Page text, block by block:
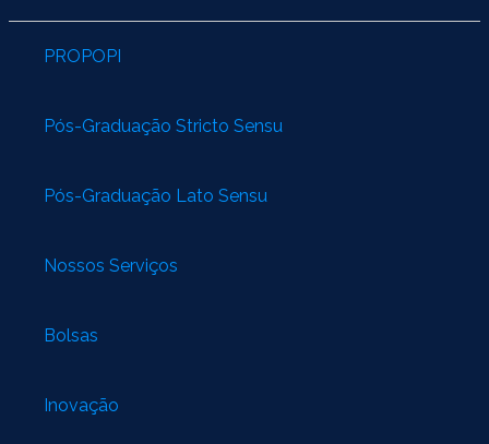
PROPOPI
Pós-Graduação Stricto Sensu
Pós-Graduação Lato Sensu
Nossos Serviços
Bolsas
Inovação